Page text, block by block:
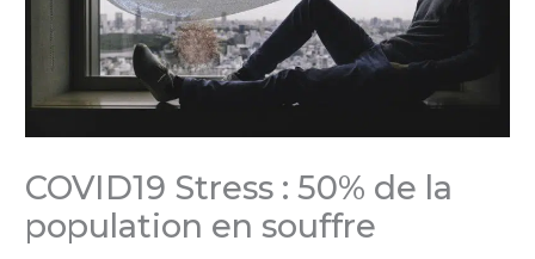
COVID19 Stress : 50% de la
population en souffre